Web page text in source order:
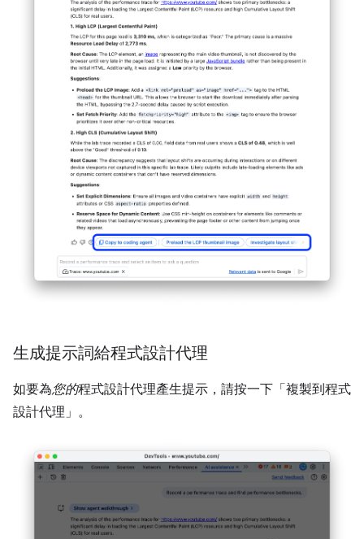
生成提示詞給程式設計代理
如要為您的程式設計代理產生提示，請按一下「複製到程式
設計代理」 。